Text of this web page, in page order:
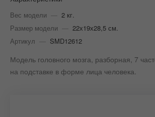
Вес модели — 2 кг.
Размер модели — 22х19х28,5 см.
Артикул — SMD12612
Модель головного мозга, разборная, 7
на подставке в форме лица человека.